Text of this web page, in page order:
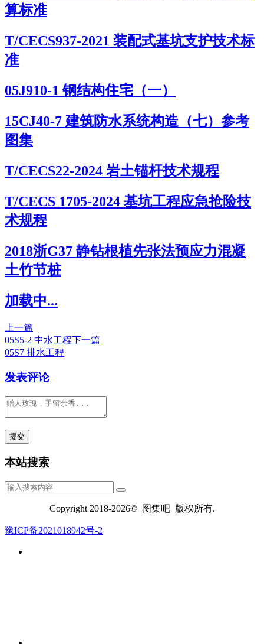
算标准
T/CECS937-2021 装配式基坑支护技术标
准
05J910-1 钢结构住宅（一）
15CJ40-7 建筑防水系统构造（七）参考
图集
T/CECS22-2024 岩土锚杆技术规程
T/CECS 1705-2024 基坑工程应急抢险技
术规程
2018浙G37 静钻根植先张法预应力混凝
土竹节桩
加载中...
上一篇
05S5-2 中水工程下一篇
05S7 排水工程
发表评论
本站搜索
Copyright 2018-2026© 图集吧 版权所有.
豫ICP备2021018942号-2